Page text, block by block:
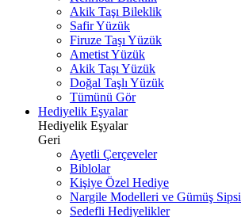
Akik Taşı Bileklik
Safir Yüzük
Firuze Taşı Yüzük
Ametist Yüzük
Akik Taşı Yüzük
Doğal Taşlı Yüzük
Tümünü Gör
Hediyelik Eşyalar
Hediyelik Eşyalar
Geri
Ayetli Çerçeveler
Biblolar
Kişiye Özel Hediye
Nargile Modelleri ve Gümüş Sipsi
Sedefli Hediyelikler